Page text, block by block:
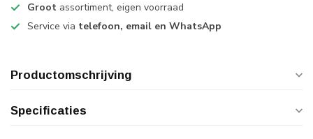
Groot assortiment, eigen voorraad
Service via telefoon, email en WhatsApp
Productomschrijving
Specificaties